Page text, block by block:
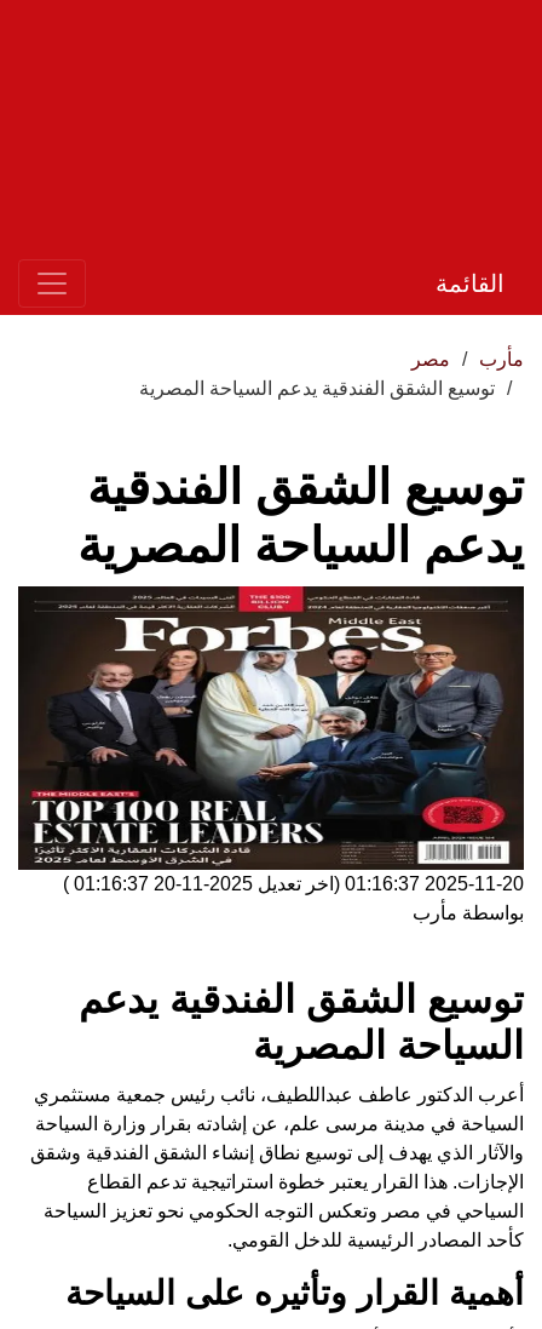
القائمة
مأرب
مصر
توسيع الشقق الفندقية يدعم السياحة المصرية
توسيع الشقق الفندقية
يدعم السياحة المصرية
2025-11-20 01:16:37 (اخر تعديل 2025-11-20 01:16:37
)
بواسطة مأرب
توسيع الشقق الفندقية يدعم
السياحة المصرية
أعرب الدكتور عاطف عبداللطيف، نائب رئيس جمعية مستثمري
السياحة في مدينة مرسى علم، عن إشادته بقرار وزارة السياحة
والآثار الذي يهدف إلى توسيع نطاق إنشاء الشقق الفندقية وشقق
الإجازات. هذا القرار يعتبر خطوة استراتيجية تدعم القطاع
السياحي في مصر وتعكس التوجه الحكومي نحو تعزيز السياحة
كأحد المصادر الرئيسية للدخل القومي.
أهمية القرار وتأثيره على السياحة